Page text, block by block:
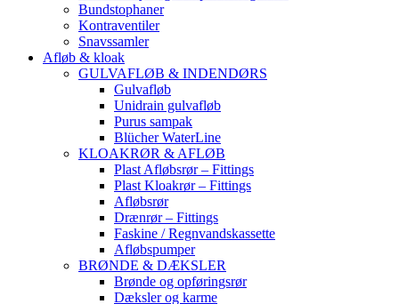
Bundstophaner
Kontraventiler
Snavssamler
Afløb & kloak
GULVAFLØB & INDENDØRS
Gulvafløb
Unidrain gulvafløb
Purus sampak
Blücher WaterLine
KLOAKRØR & AFLØB
Plast Afløbsrør – Fittings
Plast Kloakrør – Fittings
Afløbsrør
Drænrør – Fittings
Faskine / Regnvandskassette
Afløbspumper
BRØNDE & DÆKSLER
Brønde og opføringsrør
Dæksler og karme